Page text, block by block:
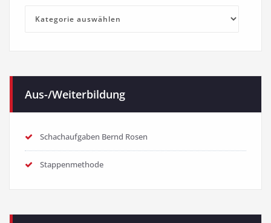
Kategorien
Aus-/Weiterbildung
Schachaufgaben Bernd Rosen
Stappenmethode